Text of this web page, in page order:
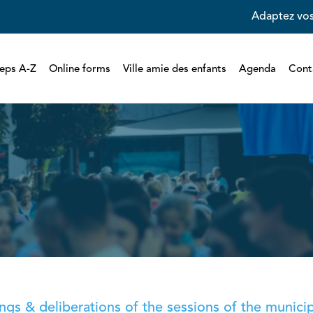
Adaptez
A-Z Online forms Ville amie des enfants Agenda
& deliberations of the sessions of the